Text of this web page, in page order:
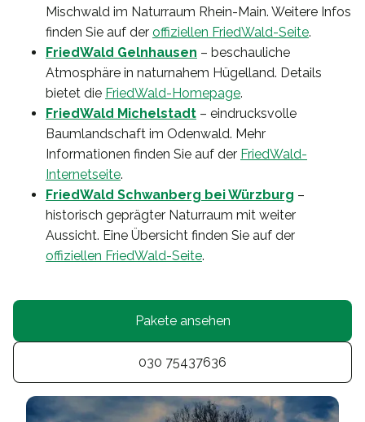
Mischwald im Naturraum Rhein-Main. Weitere Infos
finden Sie auf der offiziellen FriedWald-Seite.
FriedWald Gelnhausen – beschauliche
Atmosphäre in naturnahem Hügelland. Details
bietet die FriedWald-Homepage.
FriedWald Michelstadt – eindrucksvolle
Baumlandschaft im Odenwald. Mehr
Informationen finden Sie auf der FriedWald-
Internetseite.
FriedWald Schwanberg bei Würzburg –
historisch geprägter Naturraum mit weiter
Aussicht. Eine Übersicht finden Sie auf der
offiziellen FriedWald-Seite.
Pakete ansehen
030 75437636